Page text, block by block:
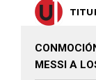
MESSI A